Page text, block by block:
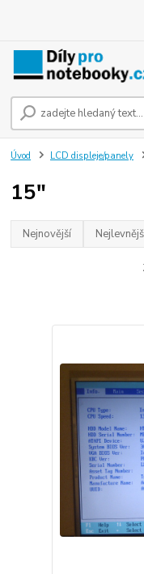
Úvod LCD displeje/panely
15"
Nejnovější